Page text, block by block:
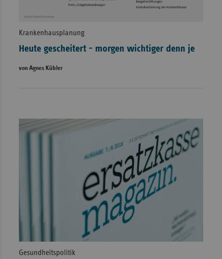
Krankenhausplanung
Heute gescheitert - morgen wichtiger denn je
von Agnes Kübler
Gesundheitspolitik